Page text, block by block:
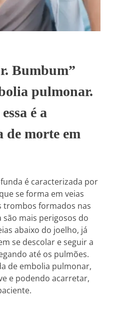
Bumbum”
pulmonar.
é a
de morte em
é caracterizada por
se forma em veias
trombos formados nas
são mais perigosos do
abaixo do joelho, já
se descolar e seguir a
até os pulmões.
de embolia pulmonar,
e podendo acarretar,